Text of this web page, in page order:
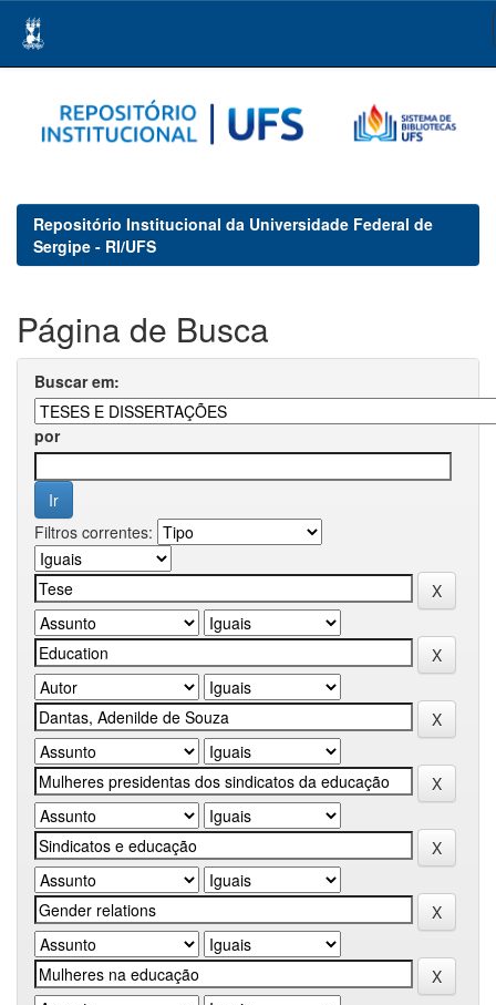
navigation
Repositório Institucional da Universidade Federal de
Sergipe - RI/UFS
Página de Busca
Buscar em:
por
Filtros correntes: